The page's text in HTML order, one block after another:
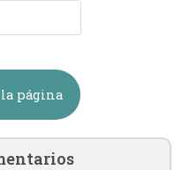
página